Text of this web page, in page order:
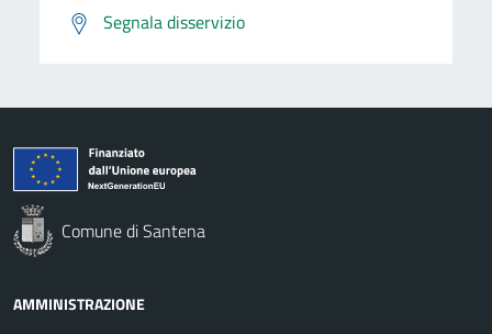
Segnala disservizio
Comune di Santena
AMMINISTRAZIONE